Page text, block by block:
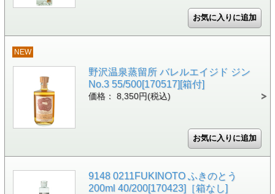
NEW
野沢温泉蒸留所 バレルエイジド ジン
No.3 55/500[170517][箱付]
価格： 8,350円(税込)
9148 0211FUKINOTO ふきのとう
200ml 40/200[170423]［箱なし]